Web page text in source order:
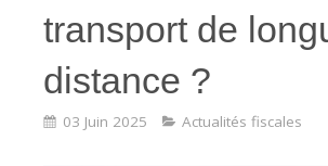
transport de
distance ?
03 Juin 2025 Actualités fiscales